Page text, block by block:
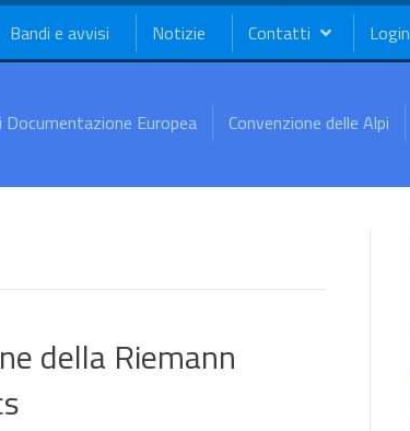
Bandi e avvisi Notizie Contatti Login
Documentazione Europea Convenzione delle Alpi
della Riemann